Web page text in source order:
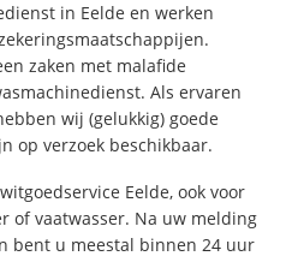
in Eelde en werken
zaken met malafide
Als ervaren
wij (gelukkig) goede
op verzoek beschikbaar.
Eelde, ook voor
of vaatwasser. Na uw melding
bent u meestal binnen 24 uur